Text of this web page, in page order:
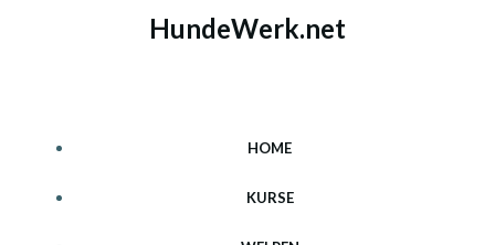
HundeWerk.net
HOME
KURSE